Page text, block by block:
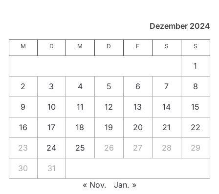
Dezember 2024
M D M D F S S
1
2 3 4 5 6 7 8
9 10 11 12 13 14 15
16 17 18 19 20 21 22
23 24 25 26 27 28 29
30
31
« Nov.
Jan. »